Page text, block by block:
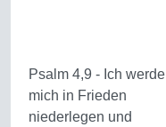
Psalm 4,9 - Ich werde
mich in Frieden
niederlegen und